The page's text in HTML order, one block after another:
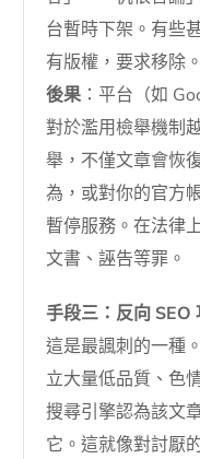
台暫時下架。有些
有版權，要求移除。
後果 ：平台（如
對於濫用檢舉機制
舉，不僅文章會恢
為，或對你的官方
暫停服務。在法律
文書、誣告等罪。
手段三：反向 SEO
這是最諷刺的一種
立大量低品質、色
搜尋引擎認為該文
它。這就像對討厭